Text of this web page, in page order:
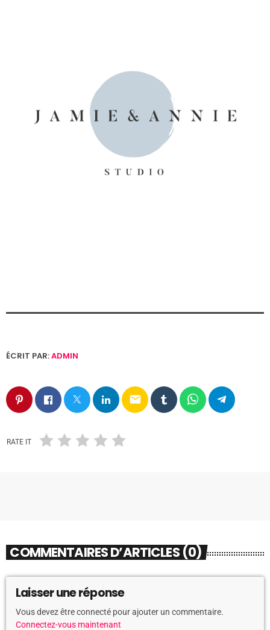
ÉCRIT PAR:ADMIN
email
RATE IT
COMMENTAIRES D’ARTICLES (0)
Laisser une réponse
Vous devez être connecté pour ajouter un commentaire.
Connectez-vous maintenant